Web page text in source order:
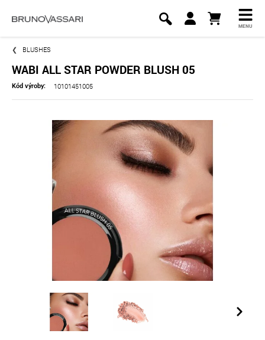
MENU
BLUSHES
WABI ALL STAR POWDER BLUSH 05
Kód výroby: 10101451005